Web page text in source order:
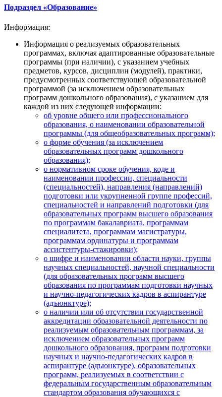
Подраздел «Образование»
Информация:
Информация о реализуемых образовательных
программах, включая адаптированные образовательные
программы (при наличии), с указанием учебных
предметов, курсов, дисциплин (модулей), практики,
предусмотренных соответствующей образовательной
программой (за исключением образовательных
программ дошкольного образования), с указанием для
каждой из них следующей информации:
об уровне общего или профессионального
образования, о наименовании образовательной
программы (для общеобразовательных программ);
о форме обучения (за исключением
образовательных программ дошкольного
образования);
о нормативном сроке обучения, коде и
наименовании профессии, специальности
(специальностей), направления (направлений)
подготовки или укрупненной группе профессий,
специальностей и направлений подготовки (для
образовательных программ высшего образования
по программам бакалавриата, программам
специалитета, программам магистратуры,
программам ординатуры и программам
ассистентуры-стажировки);
о шифре и наименовании области науки, группы
научных специальностей, научной специальности
(для образовательных программ высшего
образования по программам подготовки научных
и научно-педагогических кадров в аспирантуре
(адъюнктуре);
о наличии или об отсутствии государственной
аккредитации образовательной деятельности по
реализуемым образовательным программам, за
исключением образовательных программ
дошкольного образования, программ подготовки
научных и научно-педагогических кадров в
аспирантуре (адъюнктуре), образовательных
программ, реализуемых в соответствии с
федеральным государственным образовательным
стандартом образования обучающихся с